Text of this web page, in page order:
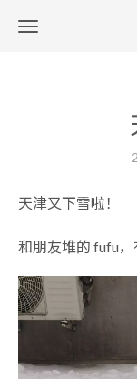
天津又下雪啦！
和朋友堆的 fufu，